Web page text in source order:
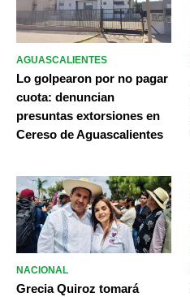
AGUASCALIENTES
Lo golpearon por no pagar
cuota: denuncian
presuntas extorsiones en
Cereso de Aguascalientes
NACIONAL
Grecia Quiroz tomará